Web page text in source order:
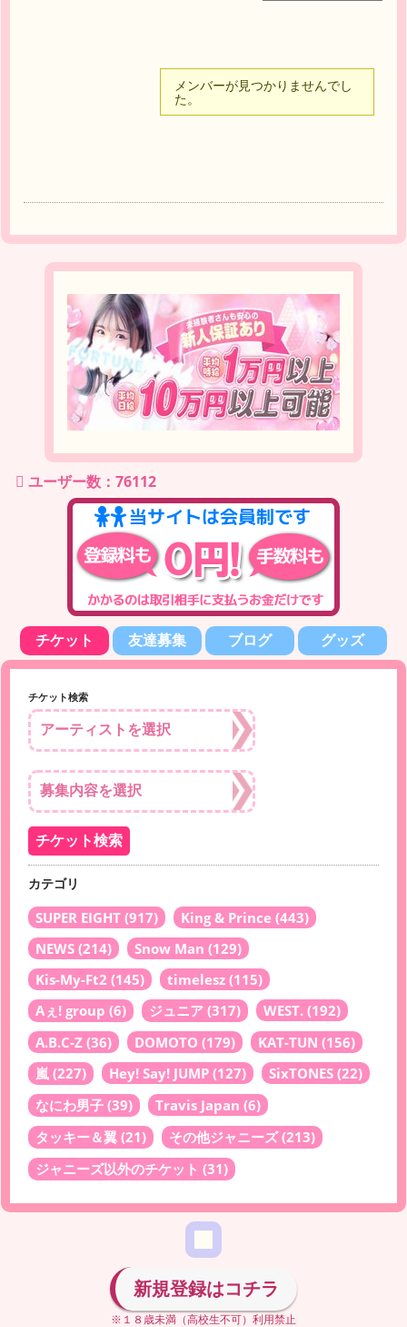
メンバーが見つかりませんでし
た。
ユーザー数：76112
チケット 友達募集 ブログ グッズ
チケット検索
カテゴリ
SUPER EIGHT (917) King & Prince (443)
NEWS (214) Snow Man (129)
Kis-My-Ft2 (145) timelesz (115)
Aぇ! group (6) ジュニア (317) WEST. (192)
A.B.C-Z (36) DOMOTO (179) KAT-TUN (156)
嵐 (227) Hey! Say! JUMP (127) SixTONES (22)
なにわ男子 (39) Travis Japan (6)
タッキー＆翼 (21) その他ジャニーズ(213)
ジャニーズ以外のチケット (31)
新規登録はコチラ
※１８歳未満（高校生不可）利用禁止